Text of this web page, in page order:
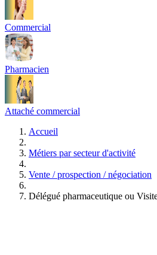
Commercial
Pharmacien
Attaché commercial
Accueil
Métiers par secteur d'activité
Vente / prospection / négociation
Délégué pharmaceutique ou